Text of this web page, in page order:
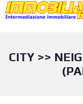
CITY >>